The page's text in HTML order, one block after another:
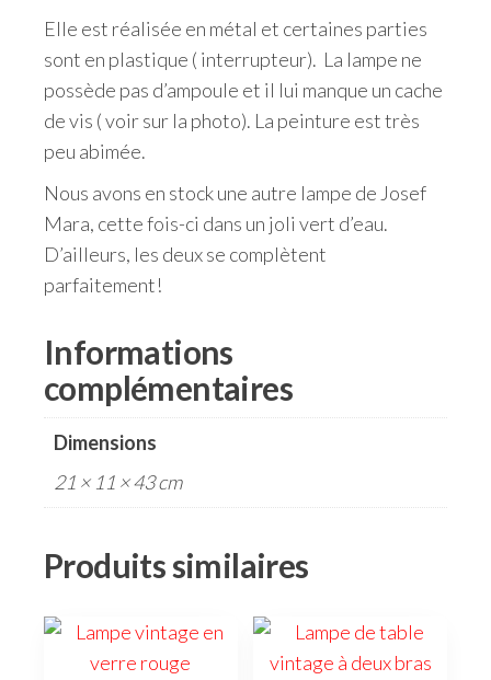
Elle est réalisée en métal et certaines parties
sont en plastique ( interrupteur). La lampe ne
possède pas d’ampoule et il lui manque un cache
de vis ( voir sur la photo). La peinture est très
peu abimée.
Nous avons en stock une autre lampe de Josef
Mara, cette fois-ci dans un joli vert d’eau.
D’ailleurs, les deux se complètent
parfaitement!
Informations
complémentaires
Dimensions
21 × 11 × 43 cm
Produits similaires